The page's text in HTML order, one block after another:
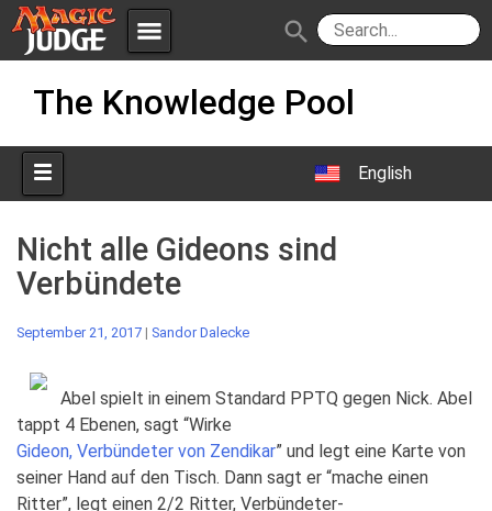
menu
Apps JudgeApps
Forum
Judges
Policies IPG
JAR
search
The Knowledge Pool
English
Nicht alle Gideons sind
Verbündete
September 21, 2017 | Sandor Dalecke
Abel spielt in einem Standard PPTQ gegen Nick. Abel
tappt 4 Ebenen, sagt “Wirke
Gideon, Verbündeter von Zendikar” und legt eine Karte von
seiner Hand auf den Tisch. Dann sagt er “mache einen
Ritter”, legt einen 2/2 Ritter, Verbündeter-